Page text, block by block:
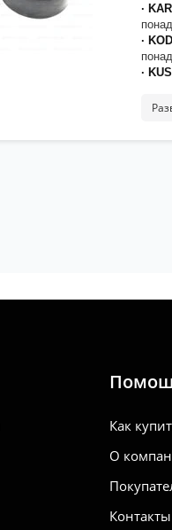
·
·
·
·
Как
О
Контакты